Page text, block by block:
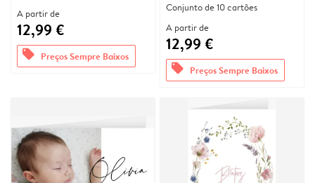
A partir de
12,99 €
offers Preços Sempre Baixos
Conjunto de 10 cartões
A partir de
12,99 €
offers Preços Sempre Baixos